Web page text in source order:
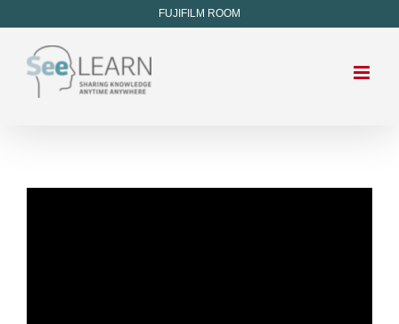
FUJIFILM ROOM